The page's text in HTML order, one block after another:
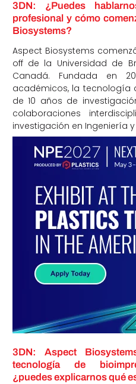
3DN: ¿Puedes
profesional y cómo
Biosystems?
Aspect Biosystems
off de la Universidad de
Canadá. Fundada en
académicos, la tecnología
de 10 años de
colaboraciones
investigación en Ingeniería
3DN: Aspect
tecnología de
¿puedes explicarnos qué